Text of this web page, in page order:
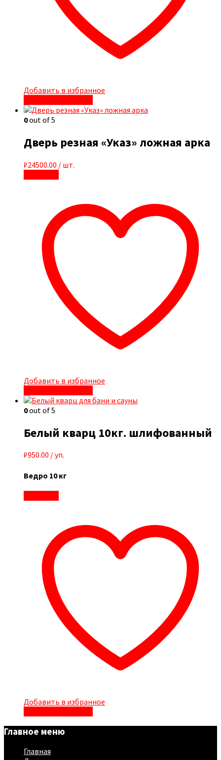
Добавить в избранное
0out of 5
Дверь резная «Указ» ложная арка
₽24500.00 / шт.
Добавить в избранное
0out of 5
Белый кварц 10кг. шлифованный
₽950.00 / уп.
Ведро 10 кг
Добавить в избранное
Главное меню
Главная